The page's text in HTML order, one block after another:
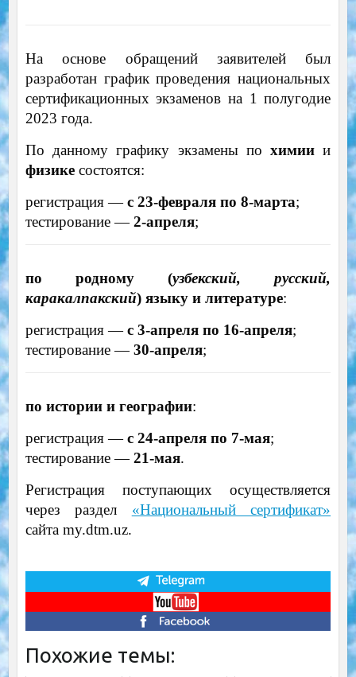
На основе обращений заявителей был
разработан график проведения национальных
сертификационных экзаменов на 1 полугодие
2023 года.
По данному графику экзамены по химиии
физике состоятся:
регистрация —с 23-февраля по 8-марта;
тестирование —2-апреля;
по родному (узбекский, русский,
каракалпакский) языку и литературе:
регистрация —с 3-апреля по 16-апреля;
тестирование —30-апреля;
по истории и географии:
регистрация —с 24-апреля по 7-мая;
тестирование —21-мая.
Регистрация поступающих осуществляется
через раздел «Национальный сертификат»
сайта my.dtm.uz.
Похожие темы: